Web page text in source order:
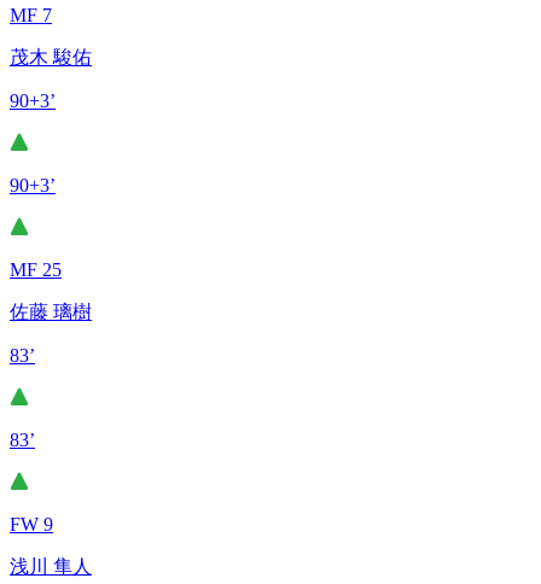
MF 7
茂木 駿佑
90+3’
90+3’
MF 25
佐藤 璃樹
83’
83’
FW 9
浅川 隼人